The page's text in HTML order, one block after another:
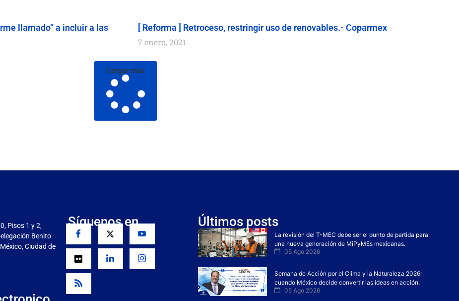
llamado” a incluir a las
[ Reforma ] Retroceso, restringir uso de renovables.- Coparmex
7 enero, 2021
Cargar más
Pisos 1 y 2,
Benito
Ciudad de
Síguenos en Últimos posts
La revisión del T-MEC debe ser el punto de partida para
una nueva generación de MiPyMEs mexicanas.
05 Ago 2026
Semana de Acción por el Clima y la Naturaleza 2026:
cuando México decide convertir las ideas en acción.
05 Ago 2026